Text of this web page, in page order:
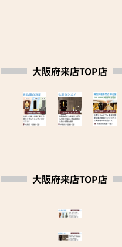
～最大10年の保
からが、本当の
大阪府来店TOP店
大阪府来店TOP店